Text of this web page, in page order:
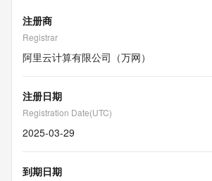
注册商
Registrar
阿里云计算有限公司（万网）
注册日期
Registration Date(UTC)
2025-03-29
到期日期